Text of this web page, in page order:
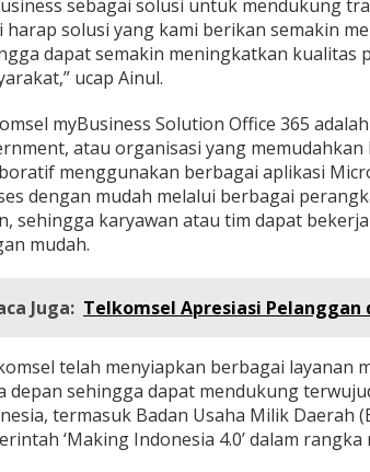
sebagai solusi untuk mendukung
harap solusi yang kami berikan semakin
dapat semakin meningkatkan kualitas
ucap Ainul.
myBusiness Solution Office 365
atau organisasi yang
menggunakan berbagai aplikasi
dengan mudah melalui berbagai
sehingga karyawan atau tim dapat
mudah.
Juga: Telkomsel Apresiasi Pelanggan
telah menyiapkan berbagai layanan
depan sehingga dapat mendukung
termasuk Badan Usaha Milik Daerah
‘Making Indonesia 4.0’ dalam